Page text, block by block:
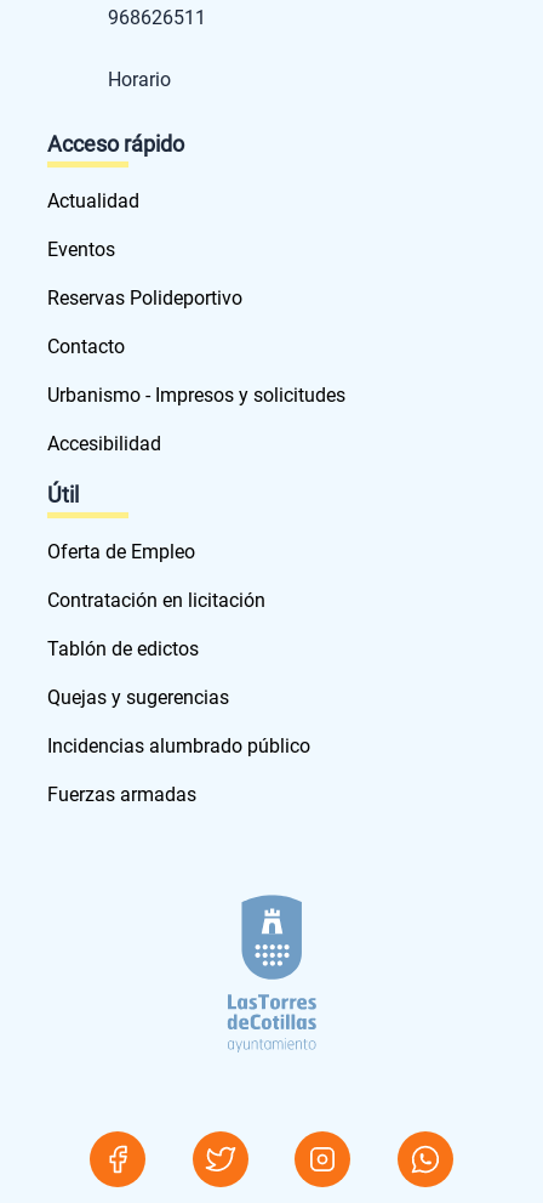
968626511
Horario
Acceso rápido
Actualidad
Eventos
Reservas Polideportivo
Contacto
Urbanismo - Impresos y solicitudes
Accesibilidad
Útil
Oferta de Empleo
Contratación en licitación
Tablón de edictos
Quejas y sugerencias
Incidencias alumbrado público
Fuerzas armadas